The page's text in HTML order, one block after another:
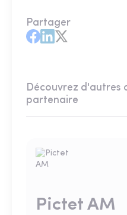
Partager
Découvrez d'autres
partenaire
Pictet AM